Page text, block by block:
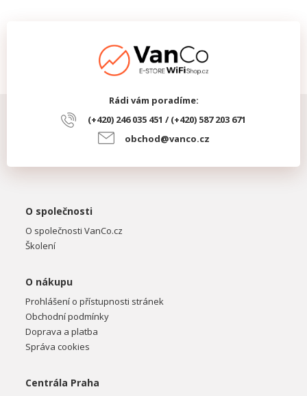
Rádi vám poradíme:
(+420) 246 035 451 / (+420) 587 203 671
obchod@vanco.cz
O společnosti
O společnosti VanCo.cz
Školení
O nákupu
Prohlášení o přístupnosti stránek
Obchodní podmínky
Doprava a platba
Správa cookies
Centrála Praha